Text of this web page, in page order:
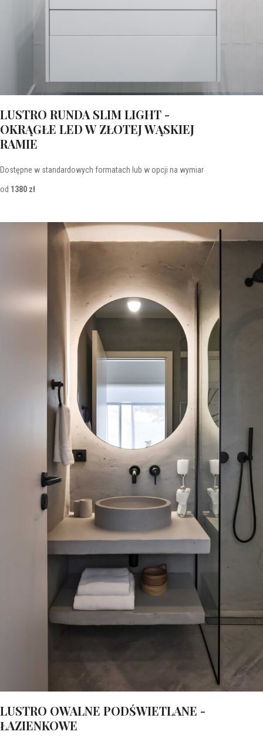
LUSTRO RUNDA SLIM LIGHT -
OKRĄGŁE LED W ZŁOTEJ WĄSKIEJ
RAMIE
Dostępne w standardowych formatach lub w opcji na wymiar
od 1380 zł
LUSTRO OWALNE PODŚWIETLANE -
ŁAZIENKOWE